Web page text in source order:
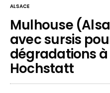
ALSACE
Mulhouse
avec sursis
dégradations à
Hochstatt